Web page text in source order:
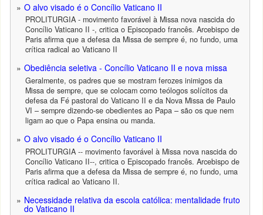
O alvo visado é o Concílio Vaticano II
PROLITURGIA - movimento favorável à Missa nova nascida do
Concílio Vaticano II -, critica o Episcopado francês. Arcebispo de
Paris afirma que a defesa da Missa de sempre é, no fundo, uma
crítica radical ao Vaticano II
Obediência seletiva - Concílio Vaticano II e nova missa
Geralmente, os padres que se mostram ferozes inimigos da
Missa de sempre, que se colocam como teólogos solícitos da
defesa da Fé pastoral do Vaticano II e da Nova Missa de Paulo
VI – sempre dizendo-se obedientes ao Papa – são os que nem
ligam ao que o Papa ensina ou manda.
O alvo visado é o Concílio Vaticano II
PROLITURGIA -- movimento favorável à Missa nova nascida do
Concílio Vaticano II--, critica o Episcopado francês. Arcebispo de
Paris afirma que a defesa da Missa de sempre é, no fundo, uma
crítica radical ao Vaticano II.
Necessidade relativa da escola católica: mentalidade fruto
do Vaticano II